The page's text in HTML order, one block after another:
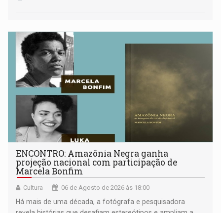
ENCONTRO: Amazônia Negra ganha
projeção nacional com participação de
Marcela Bonfim
Cultura 06 de Agosto de 2026 às 18:00
Há mais de uma década, a fotógrafa e pesquisadora